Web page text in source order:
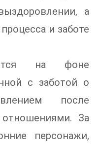
а
и заботе
на фоне
с заботой о
после
За
персонажи,